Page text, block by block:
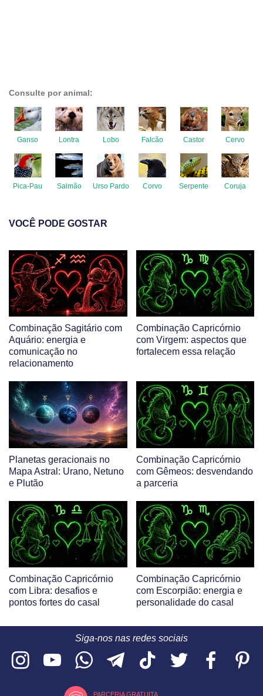
Consulte por animal:
Ganso Lontra Lobo Falcão Castor Cervo
Pica-Pau Salmão Urso Pardo Corvo Serpente Coruja
VOCÊ PODE GOSTAR
Combinação Sagitário com
Aquário: energia e
comunicação no
relacionamento
Combinação Capricórnio
com Virgem: aspectos que
fortalecem essa relação
Planetas geracionais no
Mapa Astral: Urano, Netuno
e Plutão
Combinação Capricórnio
com Gêmeos: desvendando
a parceria
Combinação Capricórnio
com Libra: desafios e
pontos fortes do casal
Combinação Capricórnio
com Escorpião: energia e
personalidade do casal
Siga-nos nas redes sociais
PARCERIA GRATUITA